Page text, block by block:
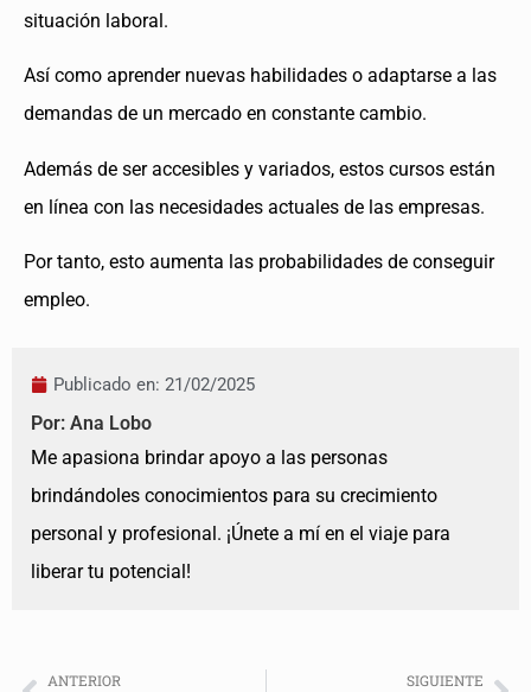
situación laboral.
Así como aprender nuevas habilidades o adaptarse a las
demandas de un mercado en constante cambio.
Además de ser accesibles y variados, estos cursos están
en línea con las necesidades actuales de las empresas.
Por tanto, esto aumenta las probabilidades de conseguir
empleo.
Publicado en: 21/02/2025
Por: Ana Lobo
Me apasiona brindar apoyo a las personas
brindándoles conocimientos para su crecimiento
personal y profesional. ¡Únete a mí en el viaje para
liberar tu potencial!
ANTERIOR SIGUIENTE